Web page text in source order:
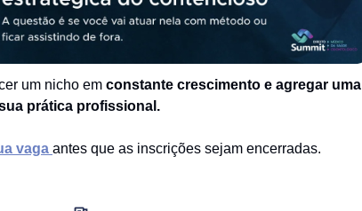
um nicho em constante crescimento e agregar uma
prática profissional.
vaga antes que as inscrições sejam encerradas.